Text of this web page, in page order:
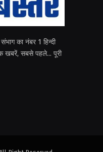
का नंबर 1 हिन्दी
खबरें, सबसे पहले... पूरी